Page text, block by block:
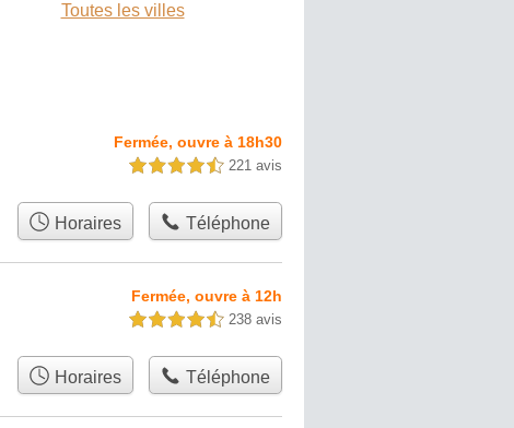
Toutes les villes
Fermée, ouvre à 18h30
4,5 étoiles sur 5 221 avis
Horaires Téléphone
Fermée, ouvre à 12h
4,5 étoiles sur 5 238 avis
Horaires Téléphone